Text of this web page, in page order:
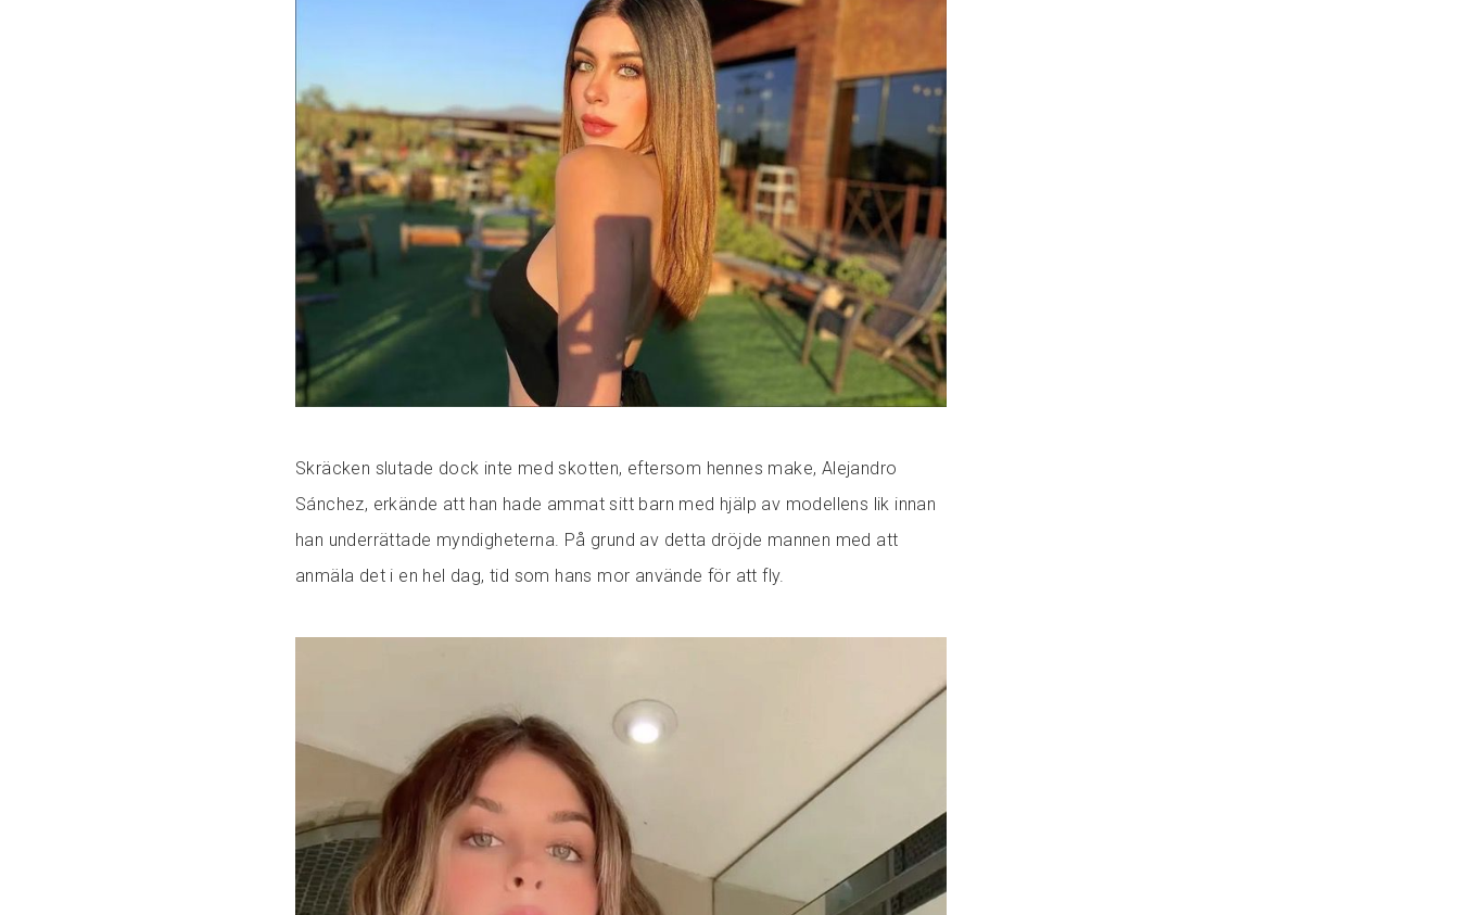
Skräcken slutade dock inte med skotten, eftersom hennes make, Alejandro
Sánchez, erkände att han hade ammat sitt barn med hjälp av modellens lik innan
han underrättade myndigheterna. På grund av detta dröjde mannen med att
anmäla det i en hel dag, tid som hans mor använde för att fly.